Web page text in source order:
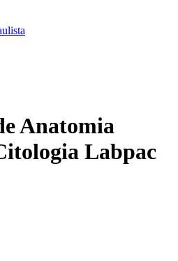
Anatomia
Labpac